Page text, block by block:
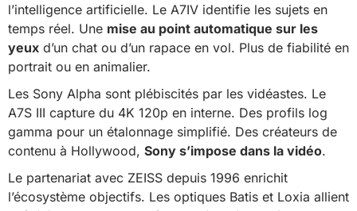
l’intelligence artificielle. Le A7IV identifie les sujets en
temps réel. Une mise au point automatique sur les
yeux d’un chat ou d’un rapace en vol. Plus de fiabilité en
portrait ou en animalier.
Les Sony Alpha sont plébiscités par les vidéastes. Le
A7S III capture du 4K 120p en interne. Des profils log
gamma pour un étalonnage simplifié. Des créateurs de
contenu à Hollywood, Sony s’impose dans la vidéo.
Le partenariat avec ZEISS depuis 1996 enrichit
l’écosystème objectifs. Les optiques Batis et Loxia allient